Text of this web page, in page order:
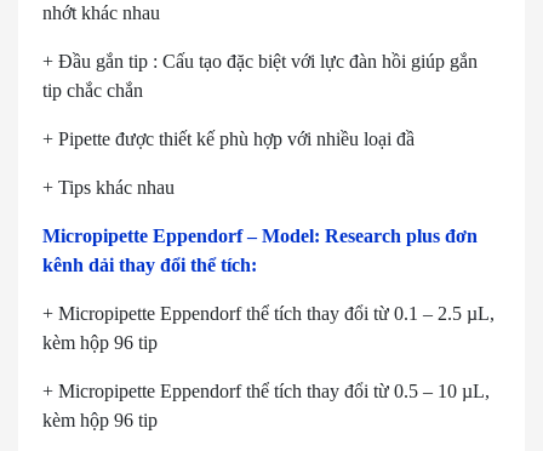
nhớt khác nhau
+ Đầu gắn tip : Cấu tạo đặc biệt với lực đàn hồi giúp gắn
tip chắc chắn
+ Pipette được thiết kế phù hợp với nhiều loại đầ
+ Tips khác nhau
Micropipette Eppendorf – Model: Research plus đơn
kênh dải thay đổi thể tích:
+ Micropipette Eppendorf thể tích thay đổi từ 0.1 – 2.5 µL,
kèm hộp 96 tip
+ Micropipette Eppendorf thể tích thay đổi từ 0.5 – 10 µL,
kèm hộp 96 tip